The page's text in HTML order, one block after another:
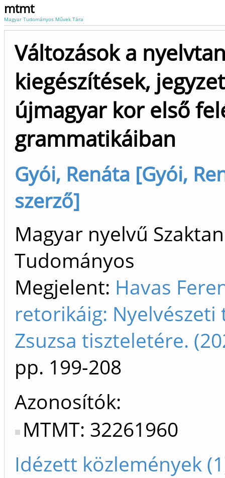
mtmt
Magyar Tudományos Művek Tára
Változások a
kiegészítések,
újmagyar kor első
grammatikáiban
Gyói, Renáta [Gyói,
szerző]
Magyar nyelvű
Tudományos
Megjelent: Havas
retorikáig:
Zsuzsa tiszteletére.
pp. 199-208
Azonosítók
MTMT: 32261960
Idézett közlemények